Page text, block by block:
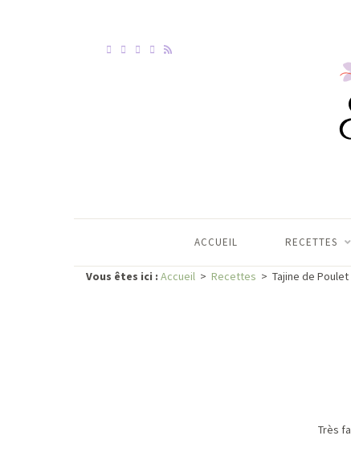
ACCUEIL RECETTES
Vous êtes ici : Accueil > Recettes > Tajine de
Très